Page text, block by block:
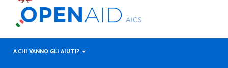
A CHI VANNO GLI AIUTI?